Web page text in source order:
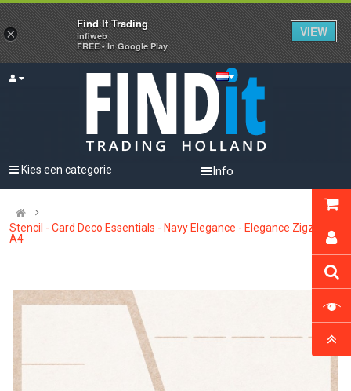
Info
Kies een categorie
Stencil - Card Deco Essentials - Navy Elegance - Elegance Zigzag
A4
×
Find It Trading
infiweb
FREE - In Google Play
VIEW